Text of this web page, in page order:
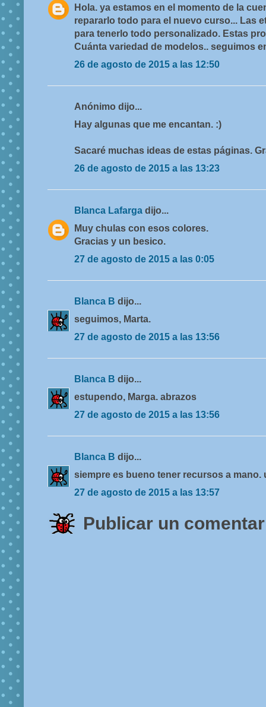
Hola. ya estamos en el momento de la
repararlo todo para el nuevo curso... Las
para tenerlo todo personalizado. Estas
Cuánta variedad de modelos.. seguimos
26 de agosto de 2015 a las 12:50
Anónimo dijo...
Hay algunas que me encantan. :)
Sacaré muchas ideas de estas páginas.
26 de agosto de 2015 a las 13:23
Blanca Lafarga dijo...
Muy chulas con esos colores.
Gracias y un besico.
27 de agosto de 2015 a las 0:05
Blanca B dijo...
seguimos, Marta.
27 de agosto de 2015 a las 13:56
Blanca B dijo...
estupendo, Marga. abrazos
27 de agosto de 2015 a las 13:56
Blanca B dijo...
siempre es bueno tener recursos a mano.
27 de agosto de 2015 a las 13:57
Publicar un